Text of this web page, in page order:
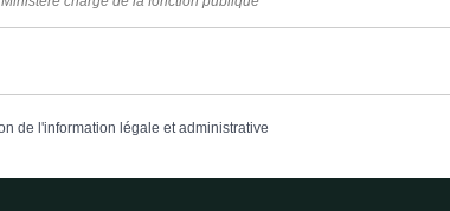
de l'information légale et administrative